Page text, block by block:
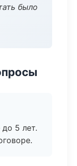
было
5 лет.